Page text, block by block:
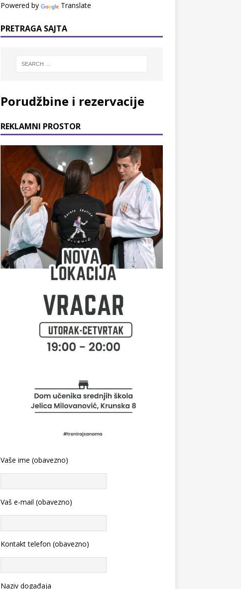
Powered by Translate
PRETRAGA SAJTA
Porudžbine i rezervacije
REKLAMNI PROSTOR
Vaše ime (obavezno)
Vaš e-mail (obavezno)
Kontakt telefon (obavezno)
Naziv događaja